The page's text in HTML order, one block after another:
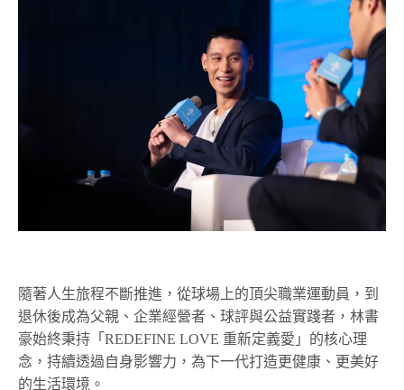
隨著人生旅程不斷推進，從球場上的頂尖職業運動員，到
退休後成為父親、企業經營者、球評與公益實踐者，林書
豪始終秉持「REDEFINE LOVE 重新定義愛」的核心理
念，持續透過自身影響力，為下一代打造更健康、更美好
的生活環境。